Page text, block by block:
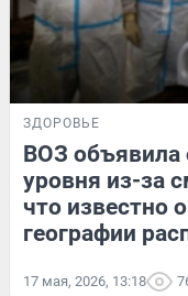
ЗДОРОВЬЕ
ВОЗ
уровня из-за
что известно
географии
17 мая, 2026, 13:18